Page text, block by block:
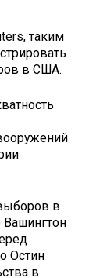
таким
в США.
в
Вашингтон
Остин
в